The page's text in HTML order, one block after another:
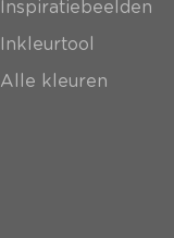
Inspiratiebeelden
Inkleurtool
Alle kleuren